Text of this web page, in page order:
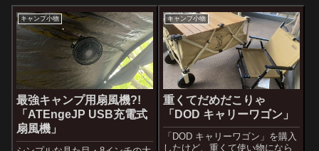
キャンプ小物
最強キャンプ用扇風機?!
「ATEngeJP USB充電式
扇風機」
キャンプ小物
重くてだめだこりゃ
「DOD キャリーワゴン」
「DOD キャリーワゴン」を購入
したけど、重くて使い物になら